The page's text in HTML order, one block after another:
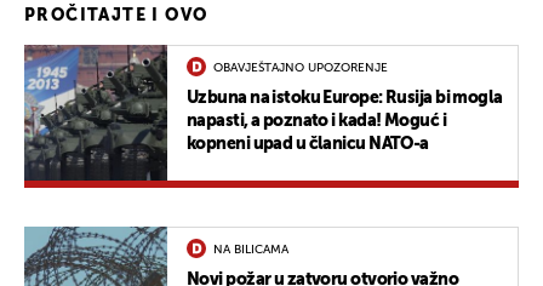
PROČITAJTE I OVO
OBAVJEŠTAJNO UPOZORENJE
Uzbuna na istoku Europe: Rusija bi mogla
napasti, a poznato i kada! Moguć i
kopneni upad u članicu NATO-a
NA BILICAMA
Novi požar u zatvoru otvorio važno